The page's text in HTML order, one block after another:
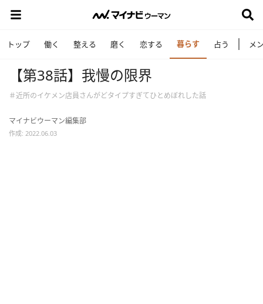
トップ 働く 整える 磨く 恋する 暮らす 占う メ
【第38話】我慢の限界
＃近所のイケメン店員さんがどタイプすぎてひとめぼれした話
マイナビウーマン編集部
作成: 2022.06.03